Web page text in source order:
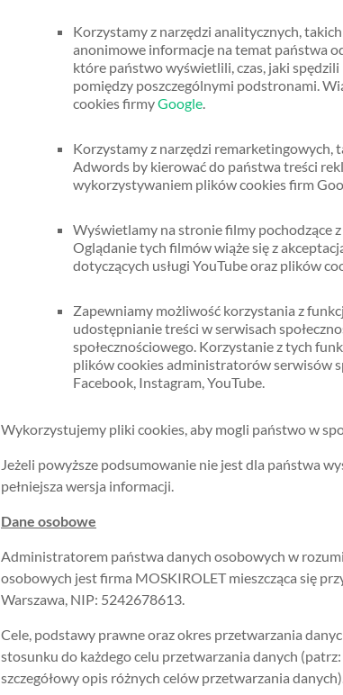
Korzystamy z narzędzi analitycznych,
anonimowe informacje na temat państwa
które państwo wyświetlili, czas, jaki
pomiędzy poszczególnymi podstronami.
cookies firmyGoogle.
Korzystamy z narzędzi remarketingowych,
Adwords by kierować do państwa treści
wykorzystywaniem plików cookies firm
Wyświetlamy na stronie filmy pochodzące
Oglądanie tych filmów wiąże się z
dotyczących usługi YouTube oraz plików
Zapewniamy możliwość korzystania z
udostępnianie treści w serwisach
społecznościowego. Korzystanie z tych
plików cookies administratorów serwisów
Facebook, Instagram, YouTube.
Wykorzystujemy pliki cookies, aby mogli państwo w
Jeżeli powyższe podsumowanie nie jest dla państwa
pełniejsza wersja informacji.
Dane osobowe
Administratorem państwa danych osobowych w
osobowych jest firma MOSKIROLET mieszcząca się
Warszawa, NIP: 5242678613.
Cele, podstawy prawne oraz okres przetwarzania
stosunku do każdego celu przetwarzania danych
szczegółowy opis różnych celów przetwarzania